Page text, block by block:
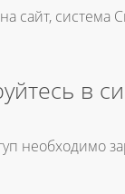
сайт, система
в
необходимо